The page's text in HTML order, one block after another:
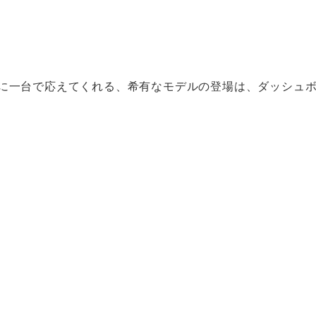
台で応えてくれる、希有なモデルの登場は、ダッシュ